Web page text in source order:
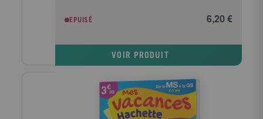
EPUISÉ 6,20 €
VOIR PRODUIT